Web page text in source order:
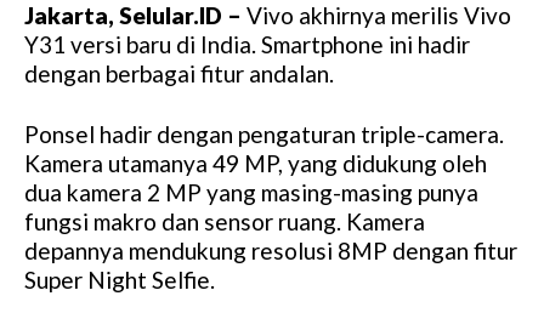
Jakarta, Selular.ID – Vivo akhirnya merilis Vivo
Y31 versi baru di India. Smartphone ini hadir
dengan berbagai fitur andalan.
Ponsel hadir dengan pengaturan triple-camera.
Kamera utamanya 49 MP, yang didukung oleh
dua kamera 2 MP yang masing-masing punya
fungsi makro dan sensor ruang. Kamera
depannya mendukung resolusi 8MP dengan fitur
Super Night Selfie.